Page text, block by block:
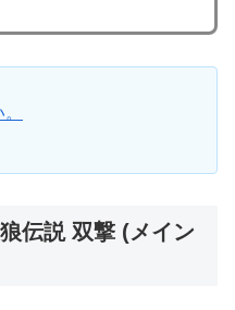
伝説 双撃 (メイン